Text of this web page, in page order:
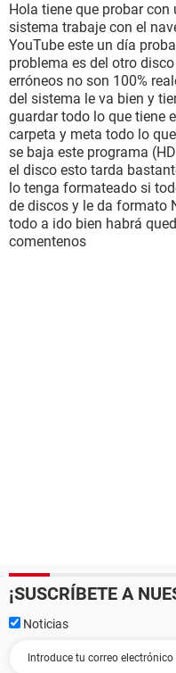
Hola tiene que probar con
sistema trabaje con el
YouTube este un día
problema es del otro
erróneos no son 100%
del sistema le va bien y
guardar todo lo que tiene
carpeta y meta todo lo
se baja este programa
el disco esto tarda
lo tenga formateado si
de discos y le da formato
todo a ido bien habrá
comentenos
¡SUSCRÍBETE A
Noticias